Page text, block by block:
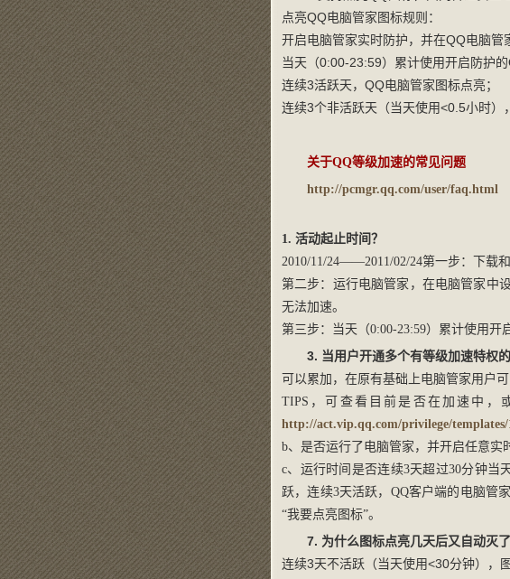
点亮QQ电脑管家图标规则：
开启电脑管家实时防护，并在QQ电脑管
当天（0:00-23:59）累计使用开启防护
连续3活跃天，QQ电脑管家图标点亮；
连续3个非活跃天（当天使用<0.5小时）
关于QQ等级加速的常见问题
http://pcmgr.qq.com/user/faq.html
1. 活动起止时间？
2010/11/24——2011/02/24第一步：下载
第二步：运行电脑管家，在电脑管家中
无法加速。
第三步：当天（0:00-23:59）累计使用开
3. 当用户开通多个有等级加速特权
可以累加，在原有基础上电脑管家用户
TIPS，可查看目前是否在加速中，
http://act.vip.qq.com/privilege/templates/
b、是否运行了电脑管家，并开启任意实
c、运行时间是否连续3天超过30分钟 当
跃，连续3天活跃，QQ客户端的电脑管
“我要点亮图标”。
7. 为什么图标点亮几天后又自动灭了
连续3天不活跃（当天使用<30分钟），